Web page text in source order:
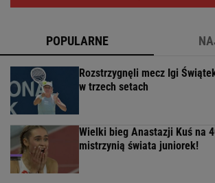
POPULARNE
Rozstrzygnęli mecz Igi
w trzech setach
Wielki bieg Anastazji Kuś na
mistrzynią świata juniorek!